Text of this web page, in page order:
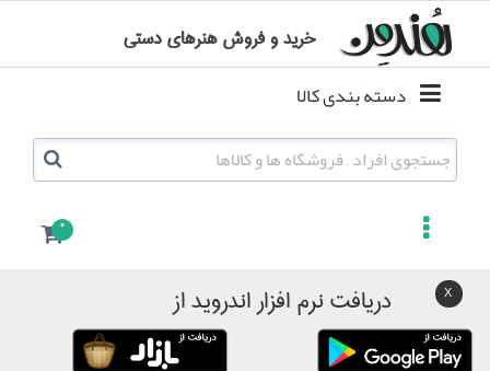
0
خرید و فروش هنرهای دستی
دریافت نرم افزار اندروید از